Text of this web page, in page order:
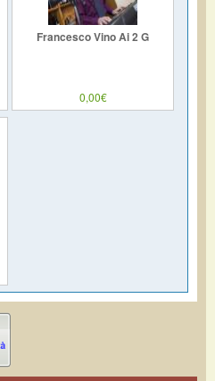
Francesco Vino Ai 2 G
0,00€